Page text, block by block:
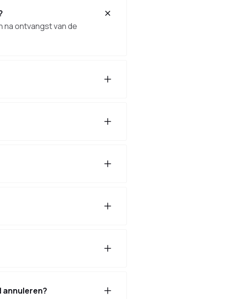
na ontvangst van de
annuleren?